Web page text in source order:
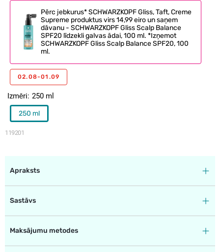
119201
Izmēri 250 ml
250 ml
Pērc jebkurus* SCHWARZKOPF Gliss, Taft, Creme
Supreme produktus virs 14,99 eiro un saņem
dāvanu - SCHWARZKOPF Gliss Scalp Balance
SPF20 līdzekli galvas ādai, 100 ml. *Izņemot
SCHWARZKOPF Gliss Scalp Balance SPF20, 100
ml.
02.08-01.09
Apraksts
Sastāvs
Maksājumu metodes